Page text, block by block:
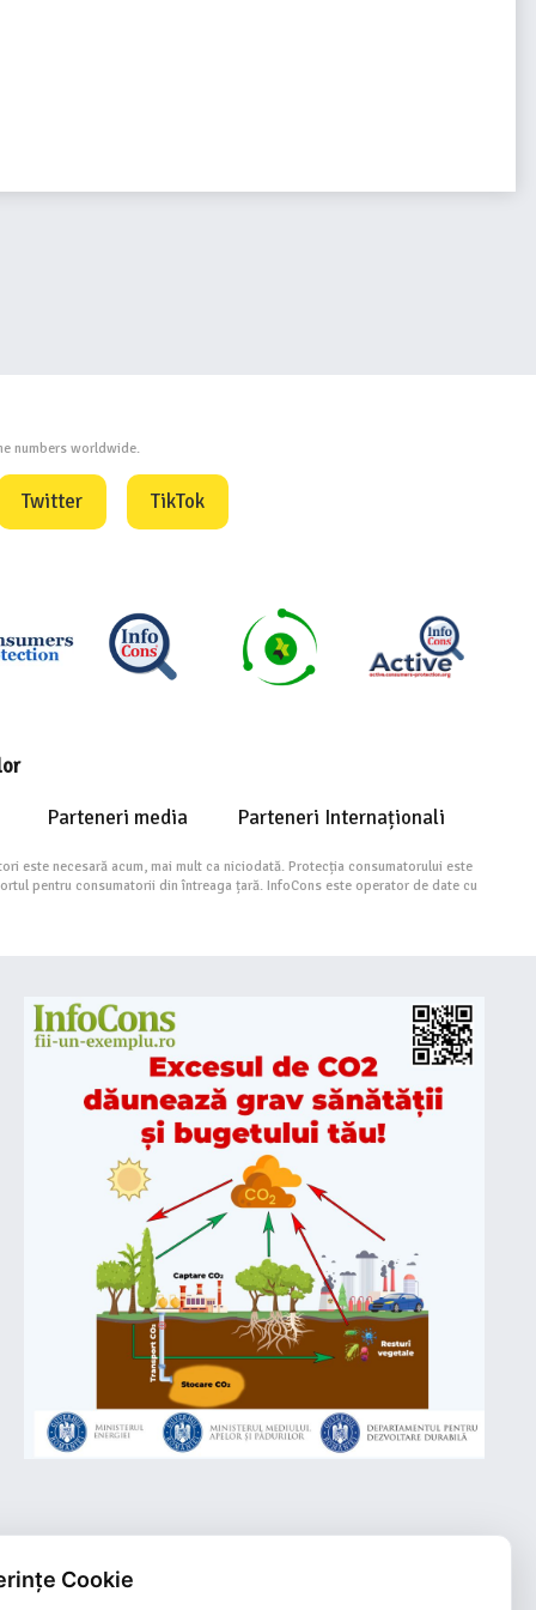
numbers worldwide.
Twitter TikTok
Parteneri media Parteneri Internaționali
este necesară acum, mai mult ca niciodată. Protecția consumatorului este
pentru consumatorii din întreaga țară. InfoCons este operator de date cu
Cookie